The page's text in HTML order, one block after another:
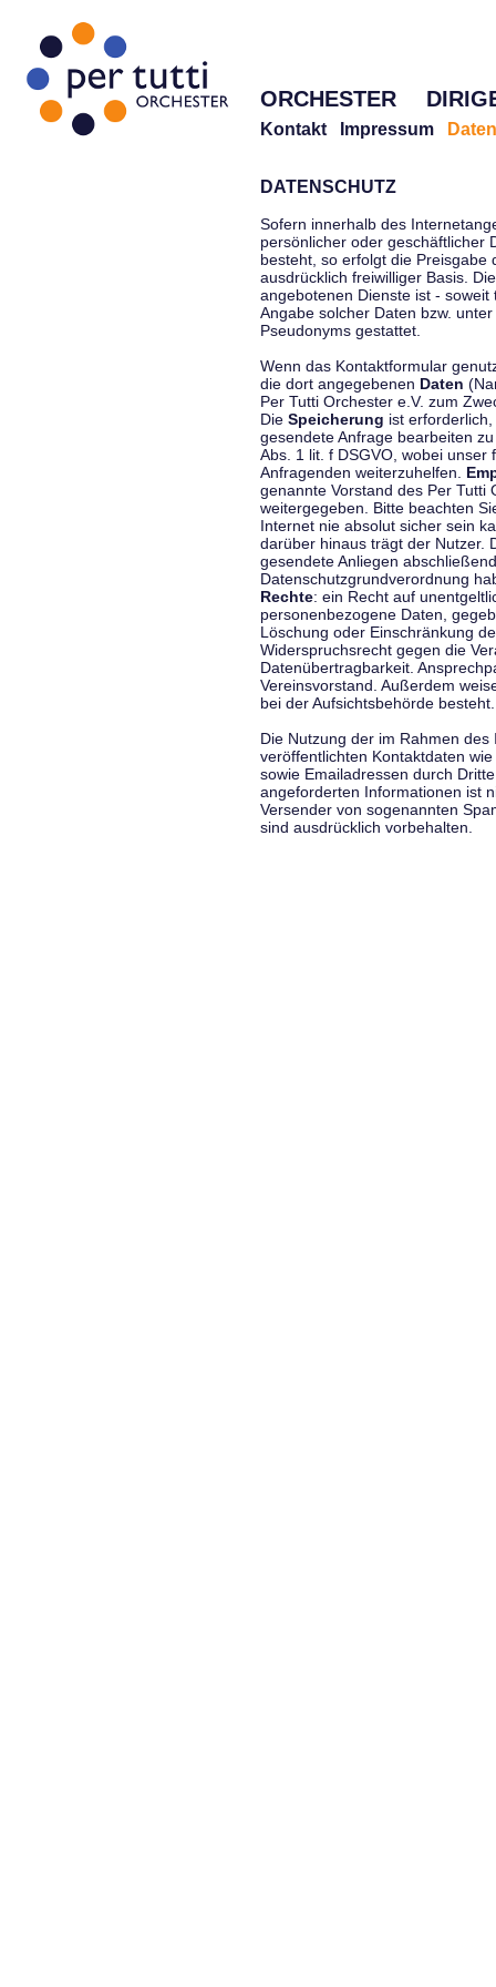
ORCHESTER
Kontakt Impressum
DATENSCHUTZ
Sofern innerhalb des
persönlicher oder geschäftlicher
besteht, so erfolgt die Preisgabe
ausdrücklich freiwilliger Basis.
angebotenen Dienste ist -
Angabe solcher Daten bzw.
Pseudonyms gestattet.
Wenn das Kontaktformular
die dort angegebenen Daten
Per Tutti Orchester e.V. zum
Die Speicherung ist
gesendete Anfrage bearbeiten
Abs. 1 lit. f DSGVO, wobei
Anfragenden weiterzuhelfen.
genannte Vorstand des Per Tutti
weitergegeben. Bitte beachten
Internet nie absolut sicher sein
darüber hinaus trägt der Nutzer.
gesendete Anliegen
Datenschutzgrundverordnung
Rechte: ein Recht auf
personenbezogene Daten,
Löschung oder Einschränkung
Widerspruchsrecht gegen die
Datenübertragbarkeit.
Vereinsvorstand. Außerdem
bei der Aufsichtsbehörde besteht.
Die Nutzung der im Rahmen
veröffentlichten Kontaktdaten
sowie Emailadressen durch
angeforderten Informationen ist
Versender von sogenannten
sind ausdrücklich vorbehalten.